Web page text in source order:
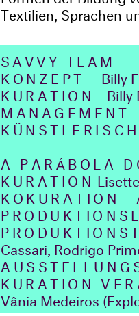
Textilien, Sprachen
SAVVY TEAM
KONZEPT
Billy
KURATION
Billy
MANAGEMENT
A PARÁBOLA
KURATION
KOKURATION
Cassari, Rodrigo
KURATION
Vânia Medeiros